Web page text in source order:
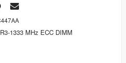
1333 MHz ECC DIMM